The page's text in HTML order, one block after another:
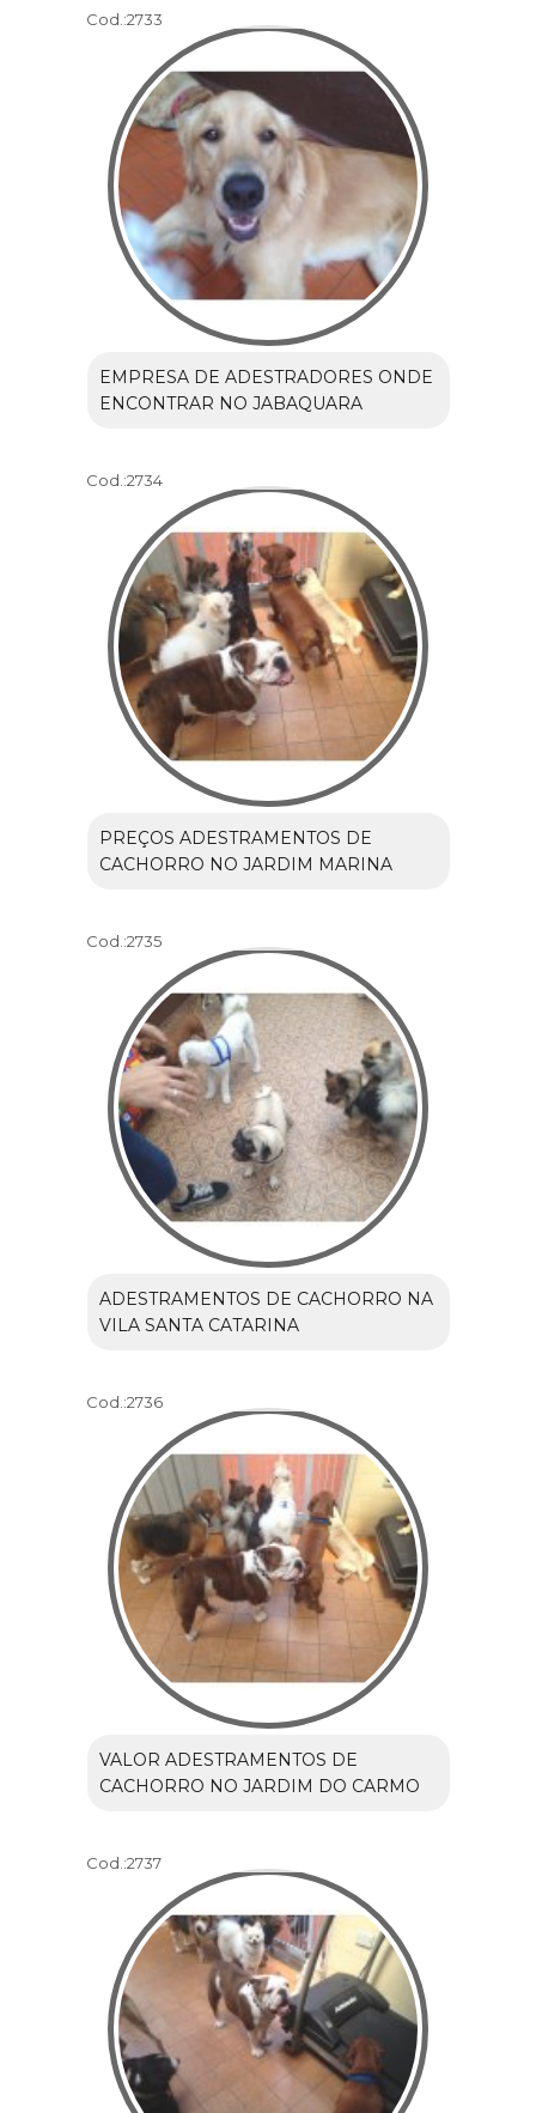
Cod.:2733
EMPRESA DE ADESTRADORES ONDE
ENCONTRAR NO JABAQUARA
Cod.:2734
PREÇOS ADESTRAMENTOS DE
CACHORRO NO JARDIM MARINA
Cod.:2735
ADESTRAMENTOS DE CACHORRO NA
VILA SANTA CATARINA
Cod.:2736
VALOR ADESTRAMENTOS DE
CACHORRO NO JARDIM DO CARMO
Cod.:2737